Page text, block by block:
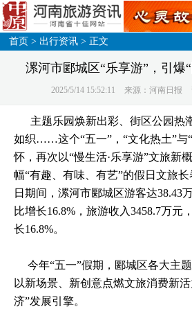
首页 >出行资讯 > 正文
漯河市郾城区“乐享游”，引爆
2025/5/14 15:52:11 来源：河南日报
主题乐园焕新出彩、街区公园热
如织……这个“五一”，“文化热土”与
怀，再次以“慢生活·乐享游”文旅新
幅“有趣、有味、有艺”的假日文旅
日期间，漯河市郾城区游客达38.43
比增长16.8%，旅游收入3458.7万元
长16.8%。
今年“五一”假期，郾城区各大主题
以新场景、新创意点燃文旅消费新
济”发展引擎。